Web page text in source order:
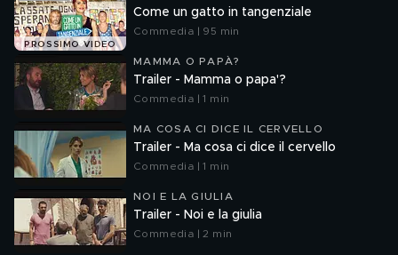
PROSSIMO VIDEO
Come un gatto in tangenziale
Commedia | 95 min
MAMMA O PAPÀ?
Trailer - Mamma o papa'?
Commedia | 1 min
MA COSA CI DICE IL CERVELLO
Trailer - Ma cosa ci dice il cervello
Commedia | 1 min
NOI E LA GIULIA
Trailer - Noi e la giulia
Commedia | 2 min